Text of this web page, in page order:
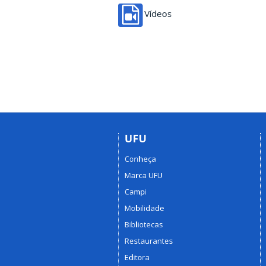
Vídeos
UFU
Conheça
Marca UFU
Campi
Mobilidade
Bibliotecas
Restaurantes
Editora